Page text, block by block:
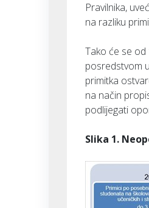
Pravilnika,
na razliku
Tako će se od
posredstvom
primitka
na način
podlijegati
Slika 1.